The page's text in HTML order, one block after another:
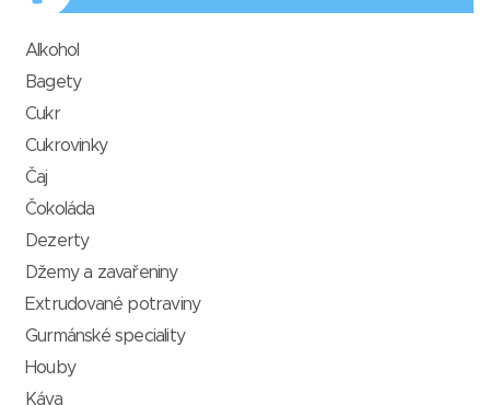
Alkohol
Bagety
Cukr
Cukrovinky
Čaj
Čokoláda
Dezerty
Džemy a zavařeniny
Extrudované potraviny
Gurmánské speciality
Houby
Káva